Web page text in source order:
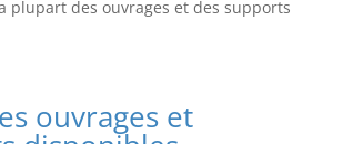
plupart des ouvrages et des supports
ouvrages et